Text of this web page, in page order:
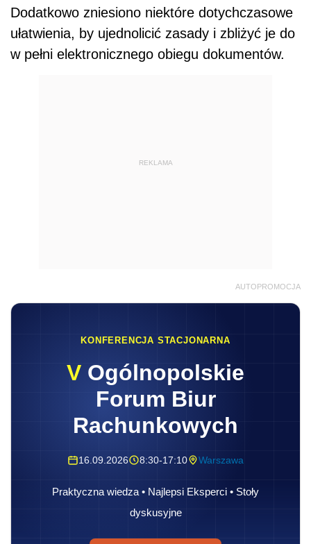
Dodatkowo zniesiono niektóre dotychczasowe
ułatwienia, by ujednolicić zasady i zbliżyć je do
w pełni elektronicznego obiegu dokumentów.
REKLAMA
AUTOPROMOCJA
KONFERENCJA STACJONARNA
V Ogólnopolskie
Forum Biur
Rachunkowych
16.09.2026 8:30-17:10 Warszawa
Praktyczna wiedza • Najlepsi Eksperci • Stoły
dyskusyjne